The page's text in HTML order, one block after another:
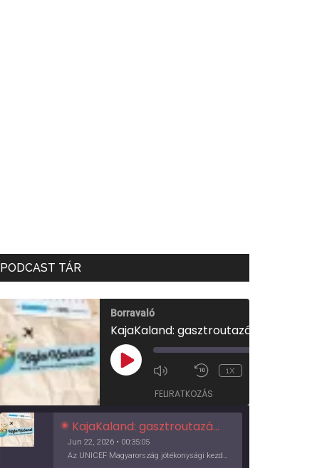
PODCAST TÁR
Borravaló
PLAY
EPISODE
1X
FELIRATKOZÁS
KajaKaland: gasztroutazás a föld körül
Jun 22, 2026 • 00:35:05
Az UNICEF Magyarország jótékonysági kezdeményezése izgalmas, egész éves világkörüli ízutazásra hív, igazi családi program és gasztroedukáció, illetve segítség a rászorulóknak is egyben.